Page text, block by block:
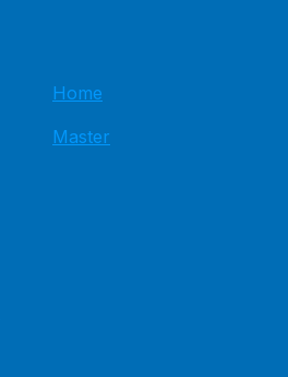
Home
Master